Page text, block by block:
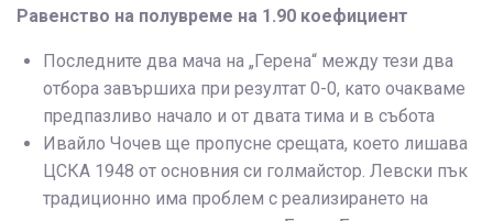
Равенство на полувреме на 1.90 коефициент
Последните два мача на „Герена“ между тези два
отбора завършиха при резултат 0-0, като очакваме
предпазливо начало и от двата тима и в събота
Ивайло Чочев ще пропусне срещата, което лишава
ЦСКА 1948 от основния си голмайстор. Левски пък
традиционно има проблем с реализирането на